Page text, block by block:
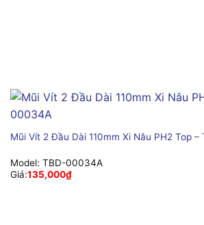
Mũi Vít 2 Đầu Dài 110mm Xi Nâu PH2 Top
Model: TBD-00034A
Giá:135,000₫